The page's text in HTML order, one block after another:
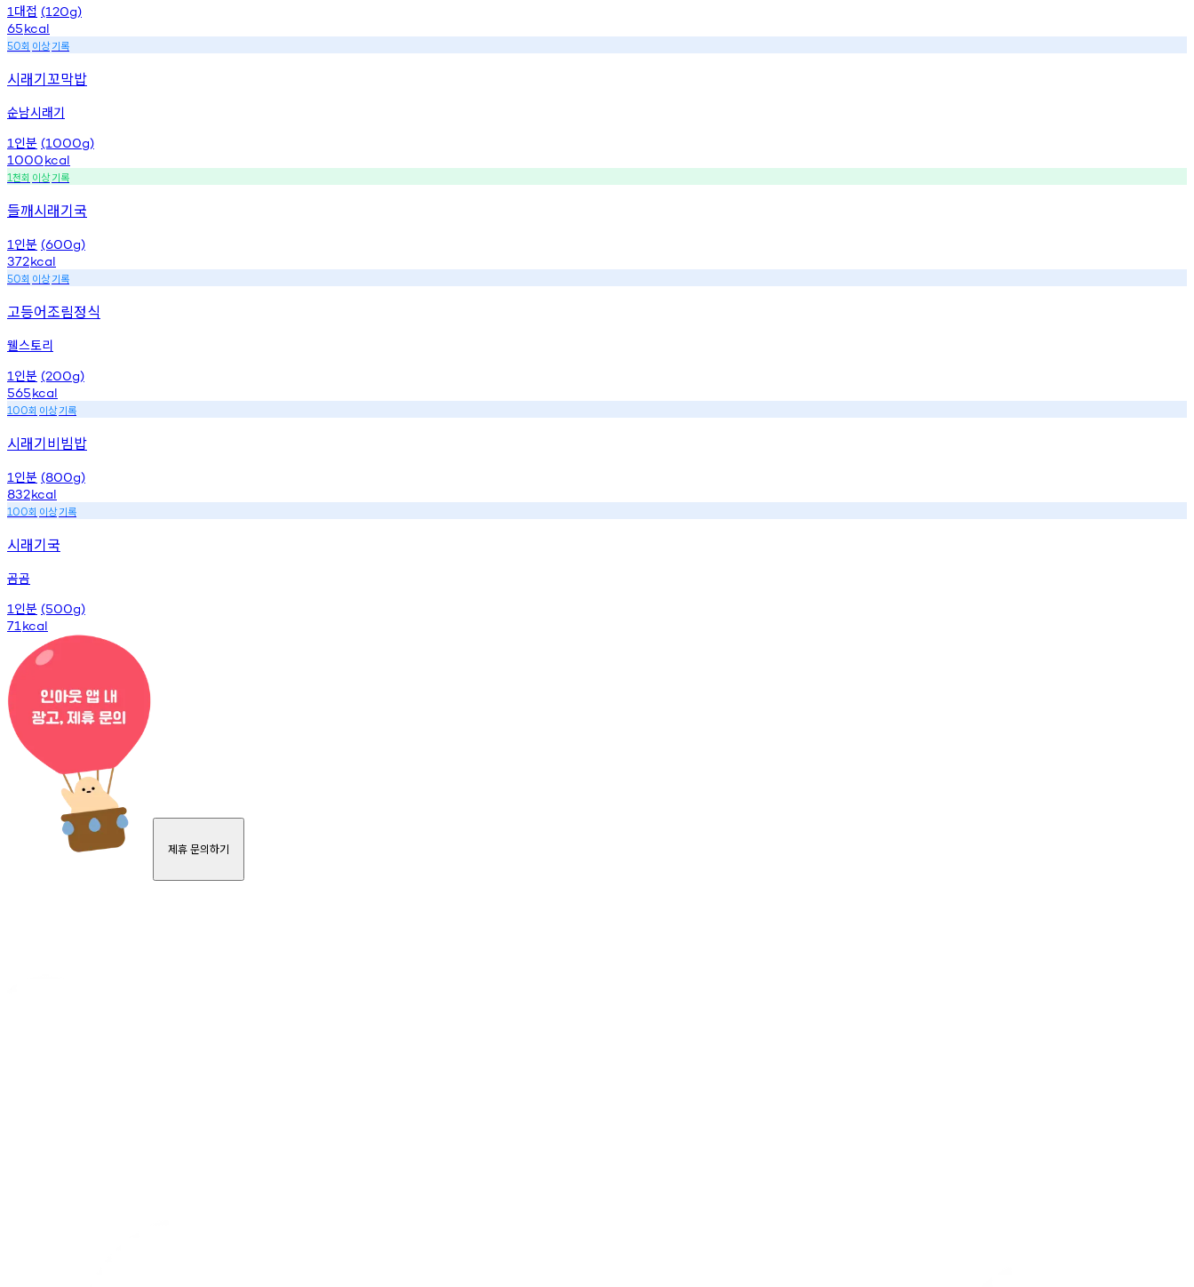
1 대접 (120g)
65kcal
50회 이상기록
시래기꼬막밥
순남시래기
1 인분 (1000g)
1000kcal
1천회 이상기록
들깨시래기국
1 인분 (600g)
372kcal
50회 이상기록
고등어조림정식
웰스토리
1 인분 (200g)
565kcal
100회 이상기록
시래기비빔밥
1 인분 (800g)
832kcal
100회 이상기록
시래기국
곰곰
1 인분 (500g)
71 kcal
제휴 문의하기